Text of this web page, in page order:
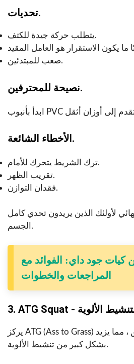
تحديات.
يتطلب حركة جيدة للكتف.
صعب للمبتدئين.
نصيحة للمحترفين.
الأخطاء الشائعة.
ترك الشريط يتحرك للأمام.
تقريب الظهر.
فقدان التوازن.
لأولئك الذين يريدون تحدي كامل
الجسم.
كيات جود داي: الفوائد مع
المراجعات والخطوات
يركز ATG (Ass to Grass) على تحقيق أقصى عمق ، مما يزيد
بشكل كبير من تنشيط الألوية.